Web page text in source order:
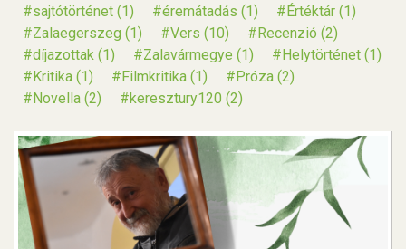
sajtótörténet (1)
éremátadás (1)
Értéktár (1)
Zalaegerszeg (1)
Vers (10)
Recenzió (2)
díjazottak (1)
Zalavármegye (1)
Helytörténet (1)
Kritika (1)
Filmkritika (1)
Próza (2)
Novella (2)
keresztury120 (2)